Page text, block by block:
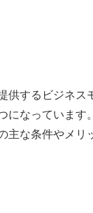
するビジネス
なっています
主な条件やメ